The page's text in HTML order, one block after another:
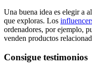
Una buena idea es elegir a
que exploras. Los
ordenadores, por ejemplo,
venden productos
Consigue testimonios